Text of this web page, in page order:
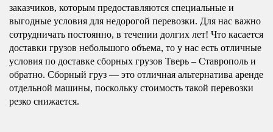
заказчиков, которым предоставляются специальные и
выгодные условия для недорогой перевозки. Для нас важно
сотрудничать постоянно, в течении долгих лет! Что касается
доставки грузов небольшого объема, то у нас есть отличные
условия по доставке сборных грузов Тверь – Ставрополь и
обратно. Сборный груз — это отличная альтернатива аренде
отдельной машины, поскольку стоимость такой перевозки
резко снижается.